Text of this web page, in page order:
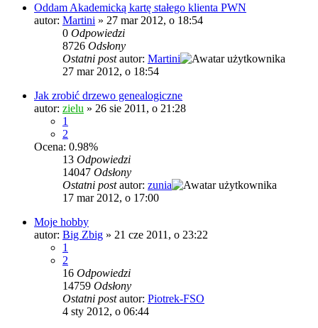
Oddam Akademicką kartę stałego klienta PWN
autor: Martini » 27 mar 2012, o 18:54
0 Odpowiedzi
8726 Odsłony
Ostatni postautor: Martini
27 mar 2012, o 18:54
Jak zrobić drzewo genealogiczne
autor: zielu » 26 sie 2011, o 21:28
1
2
Ocena: 0.98%
13 Odpowiedzi
14047 Odsłony
Ostatni postautor: zunia
17 mar 2012, o 17:00
Moje hobby
autor: Big Zbig » 21 cze 2011, o 23:22
1
2
16 Odpowiedzi
14759 Odsłony
Ostatni postautor: Piotrek-FSO
4 sty 2012, o 06:44